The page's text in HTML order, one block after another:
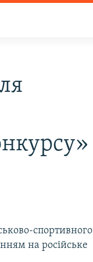
спортивного
на російське